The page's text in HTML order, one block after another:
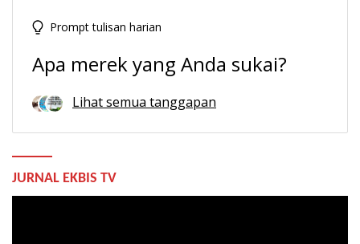
Prompt tulisan harian
Apa merek yang Anda sukai?
Lihat semua tanggapan
JURNAL EKBIS TV